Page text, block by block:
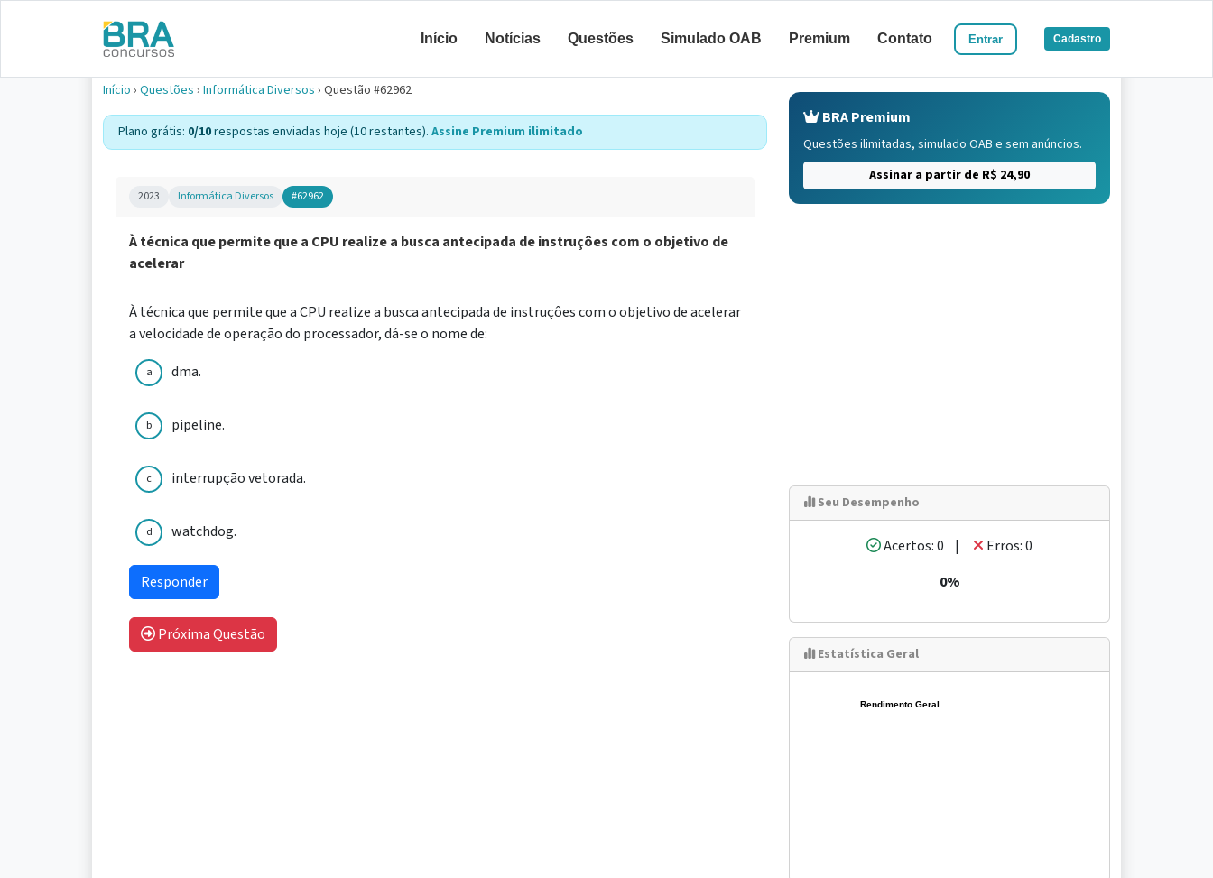
Início Notícias Questões Simulado OAB Premium Contato Entrar Cadastro
Início › Questões › Informática Diversos › Questão #62962
Plano grátis: 0/10respostas enviadas hoje (10 restantes). Assine Premium ilimitado
2023 Informática Diversos #62962
À técnica que permite que a CPU realize a busca antecipada de instruçôes com o objetivo de
acelerar
À técnica que permite que a CPU realize a busca antecipada de instruçôes com o objetivo de acelerar
a velocidade de operação do processador, dá-se o nome de:
a dma.
b pipeline.
c interrupção vetorada.
d watchdog.
Próxima Questão
BRA Premium
Questões ilimitadas, simulado OAB e sem anúncios.
Assinar a partir de R$ 24,90
Seu Desempenho
Acertos: 0 |
Erros: 0
0%
Estatística Geral
Rendimento Geral